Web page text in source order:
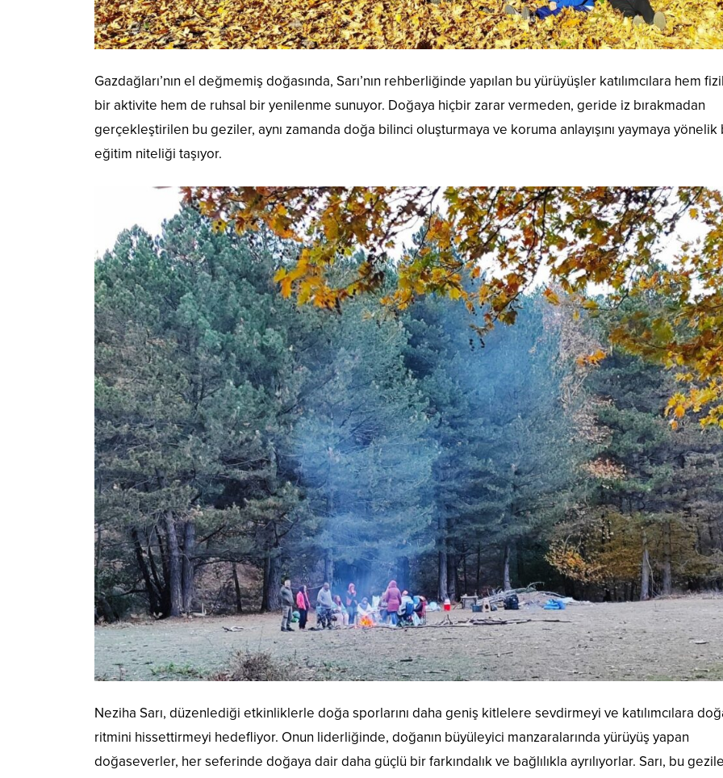
Gazdağları’nın el değmemiş doğasında, Sarı’nın rehberliğinde yapılan bu yürüyüşler katılımcılara hem
bir aktivite hem de ruhsal bir yenilenme sunuyor. Doğaya hiçbir zarar vermeden, geride iz bırakmadan
gerçekleştirilen bu geziler, aynı zamanda doğa bilinci oluşturmaya ve koruma anlayışını yaymaya yönelik
eğitim niteliği taşıyor.
Neziha Sarı, düzenlediği etkinliklerle doğa sporlarını daha geniş kitlelere sevdirmeyi ve katılımcılara
ritmini hissettirmeyi hedefliyor. Onun liderliğinde, doğanın büyüleyici manzaralarında yürüyüş yapan
doğaseverler, her seferinde doğaya dair daha güçlü bir farkındalık ve bağlılıkla ayrılıyorlar. Sarı, bu